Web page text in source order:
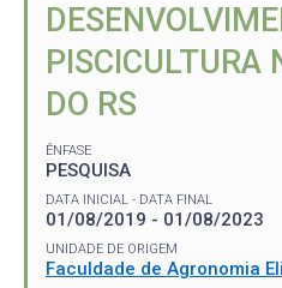
PISCICULTURA
DO RS
ÊNFASE
PESQUISA
DATA INICIAL - DATA FINAL
01/08/2019 - 01/08/2023
UNIDADE DE ORIGEM
Faculdade de Agronomia